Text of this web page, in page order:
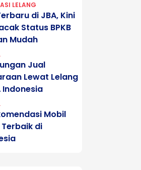
LELANG
di JBA, Kini
Status BPKB
Mudah
Jual
Lewat Lelang
Indonesia
Mobil
di